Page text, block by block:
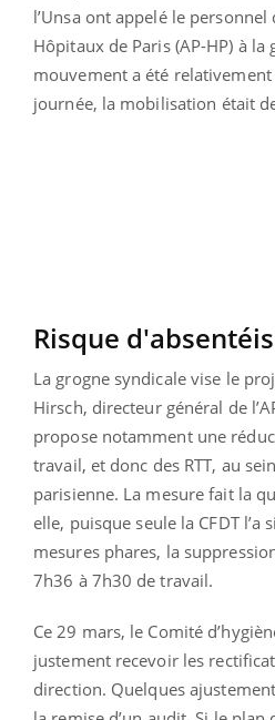
l’Unsa ont appelé le personnel
Hôpitaux de Paris (AP-HP) à la
mouvement a été
journée, la mobilisation était
Risque
La grogne syndicale vise le
Hirsch, directeur général de
propose notamment une
travail, et donc des RTT, au
parisienne. La mesure fait la
elle, puisque seule la CFDT l’a
mesures phares, la
7h36 à 7h30 de travail.
Ce 29 mars, le Comité
justement recevoir les
direction. Quelques